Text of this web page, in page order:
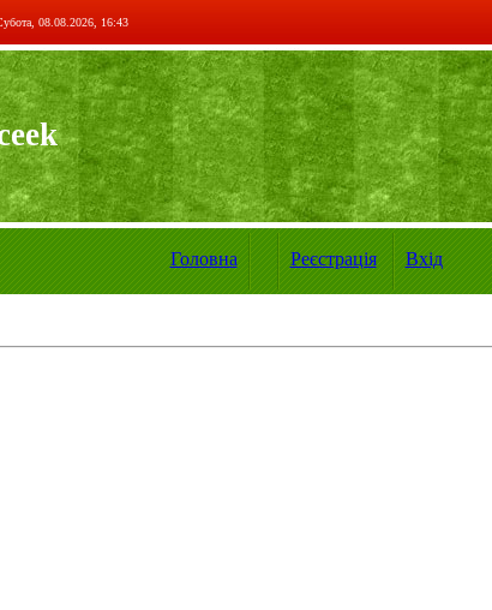
08.08.2026, 16:43
Головна Реєстрація Вхід